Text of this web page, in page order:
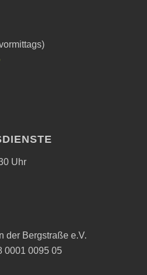
Uhr
der Bergstraße e.V.
0001 0095 05